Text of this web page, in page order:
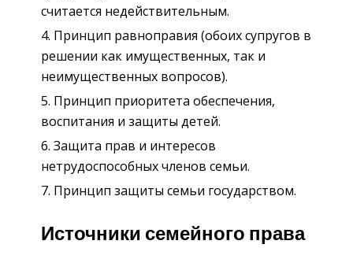
считается недействительным.
Принцип равноправия (обоих супругов в
решении как имущественных, так и
неимущественных вопросов).
Принцип приоритета обеспечения,
воспитания и защиты детей.
Защита прав и интересов
нетрудоспособных членов семьи.
Принцип защиты семьи государством.
Источники семейного права